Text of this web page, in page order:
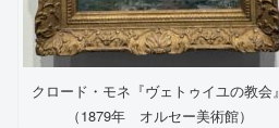
クロード・モネ『ヴェトゥイユの教会』
（1879年 オルセー美術館）